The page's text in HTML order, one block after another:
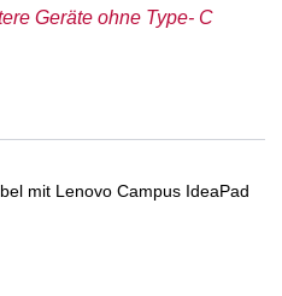
Geräte ohne Type- C
mit Lenovo Campus IdeaPad